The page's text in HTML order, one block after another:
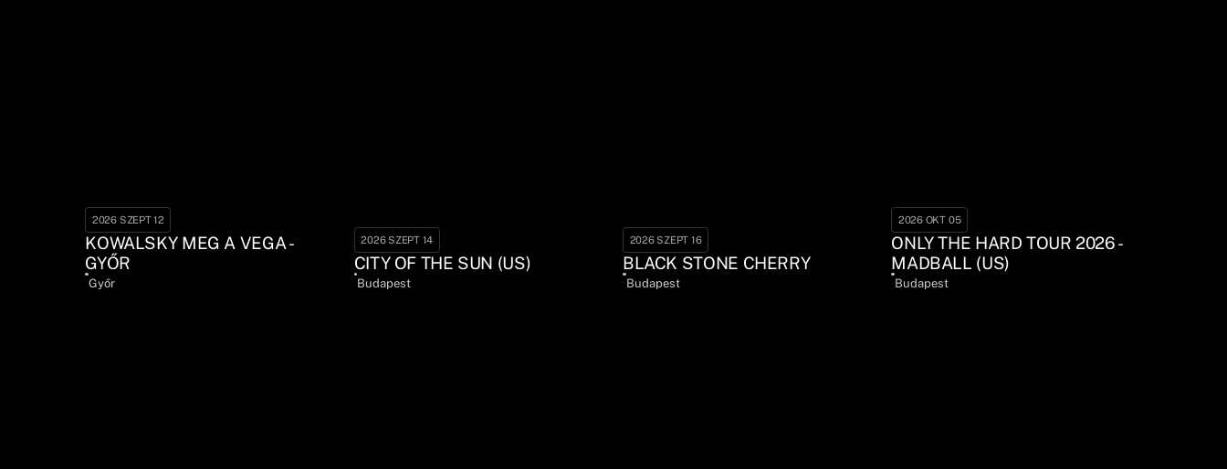
2026 SZEPT 12
KOWALSKY MEG A VEGA -
GYŐR
Győr
2026 SZEPT 14
CITY OF THE SUN (US)
Budapest
2026 SZEPT 16
BLACK STONE CHERRY
Budapest
2026 OKT 05
ONLY THE HARD TOUR 2026 -
MADBALL (US)
Budapest